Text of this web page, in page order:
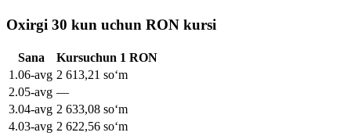
Oxirgi 30 kun uchun RON kursi
Sana Kursuchun 1 RON
1 .06-avg 2 613,21 soʻm
2.05-avg —
3.04-avg 2 633,08 soʻm
4.03-avg 2 622,56 soʻm